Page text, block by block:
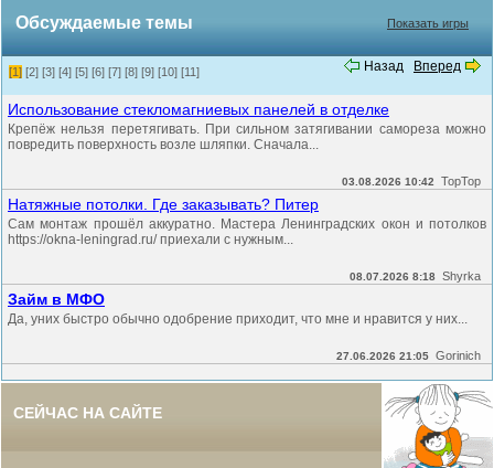
Обсуждаемые темы Показать игры
Назад Вперед
[1] [2] [3] [4] [5] [6] [7] [8] [9] [10] [11]
Использование стекломагниевых панелей в отделке
Крепёж нельзя перетягивать. При сильном затягивании самореза можно
повредить поверхность возле шляпки. Сначала...
03.08.2026 10:42 TopTop
Натяжные потолки. Где заказывать? Питер
Сам монтаж прошёл аккуратно. Мастера Ленинградских окон и потолков
https://okna-leningrad.ru/ приехали с нужным...
08.07.2026 8:18 Shyrka
Займ в МФО
Да, уних быстро обычно одобрение приходит, что мне и нравится у них...
27.06.2026 21:05 Gorinich
СЕЙЧАС НА САЙТЕ